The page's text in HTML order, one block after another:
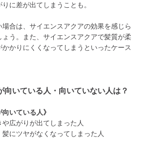
に差が出てしまうことも。
合は、サイエンスアクアの効果を感じら
う。また、サイエンスアクアで髪質が柔
かかりにくくなってしまうといったケース
向いている人・向いていない人は？
いている人》
や広がりが出てしまった人
髪にツヤがなくなってしまった人